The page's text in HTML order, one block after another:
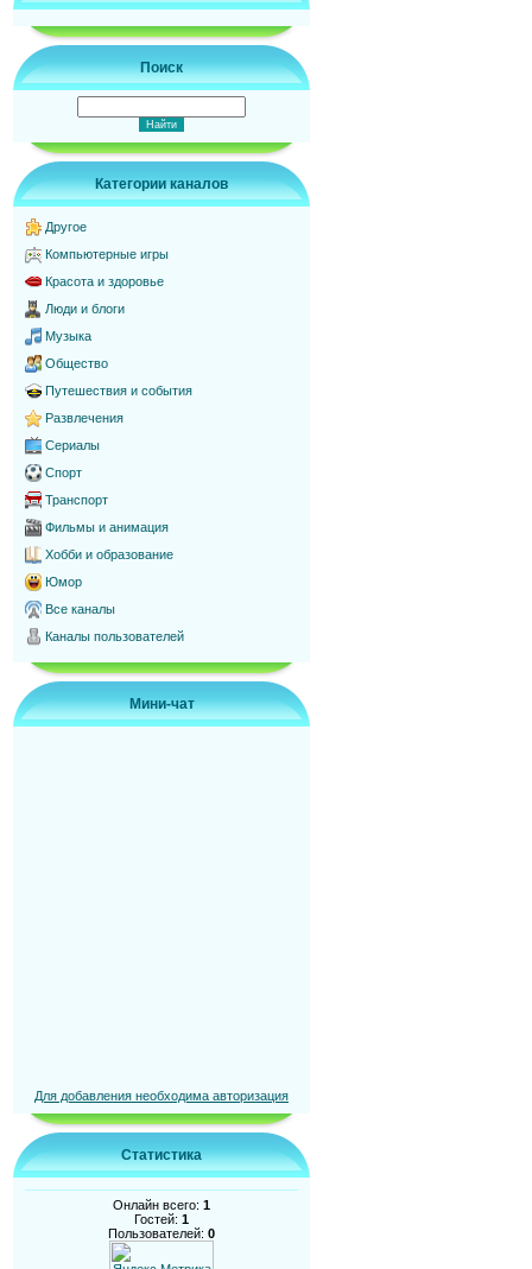
Поиск
Категории каналов
Другое
Компьютерные игры
Красота и здоровье
Люди и блоги
Музыка
Общество
Путешествия и события
Развлечения
Сериалы
Спорт
Транспорт
Фильмы и анимация
Хобби и образование
Юмор
Все каналы
Каналы пользователей
Мини-чат
Для добавления необходима авторизация
Статистика
Онлайн всего: 1
Гостей: 1
Пользователей: 0